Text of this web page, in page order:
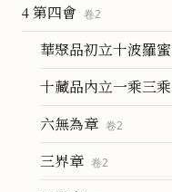
4 第四會 卷2
華聚品初立十波羅
十藏品內立一乘三
六無為章 卷2
三界章 卷2